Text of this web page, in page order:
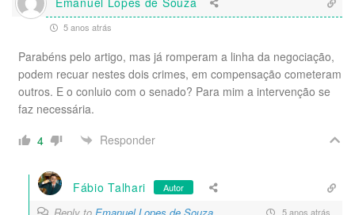
5 anos atrás
Parabéns pelo artigo, mas já romperam a linha da negociação,
podem recuar nestes dois crimes, em compensação cometeram
outros. E o conluio com o senado? Para mim a intervenção se
faz necessária.
4
Responder
Fábio Talhari Autor
5 anos atrás